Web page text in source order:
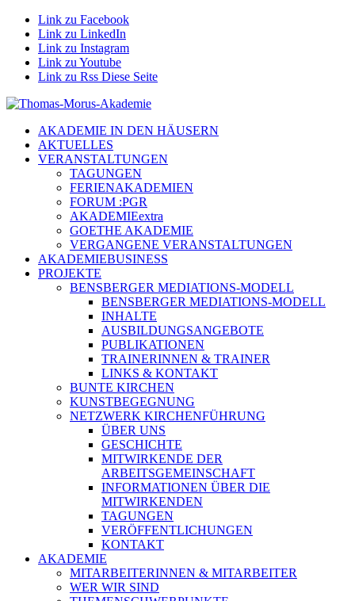
Link zu Facebook
Link zu LinkedIn
Link zu Instagram
Link zu Youtube
Link zu Rss Diese Seite
AKADEMIE IN DEN HÄUSERN
AKTUELLES
VERANSTALTUNGEN
TAGUNGEN
FERIENAKADEMIEN
FORUM :PGR
AKADEMIEextra
GOETHE AKADEMIE
VERGANGENE VERANSTALTUNGEN
AKADEMIEBUSINESS
PROJEKTE
BENSBERGER MEDIATIONS-MODELL
BENSBERGER MEDIATIONS-MODELL
INHALTE
AUSBILDUNGSANGEBOTE
PUBLIKATIONEN
TRAINERINNEN & TRAINER
LINKS & KONTAKT
BUNTE KIRCHEN
KUNSTBEGEGNUNG
NETZWERK KIRCHENFÜHRUNG
ÜBER UNS
GESCHICHTE
MITWIRKENDE DER
ARBEITSGEMEINSCHAFT
INFORMATIONEN ÜBER DIE
MITWIRKENDEN
TAGUNGEN
VERÖFFENTLICHUNGEN
KONTAKT
AKADEMIE
MITARBEITERINNEN & MITARBEITER
WER WIR SIND